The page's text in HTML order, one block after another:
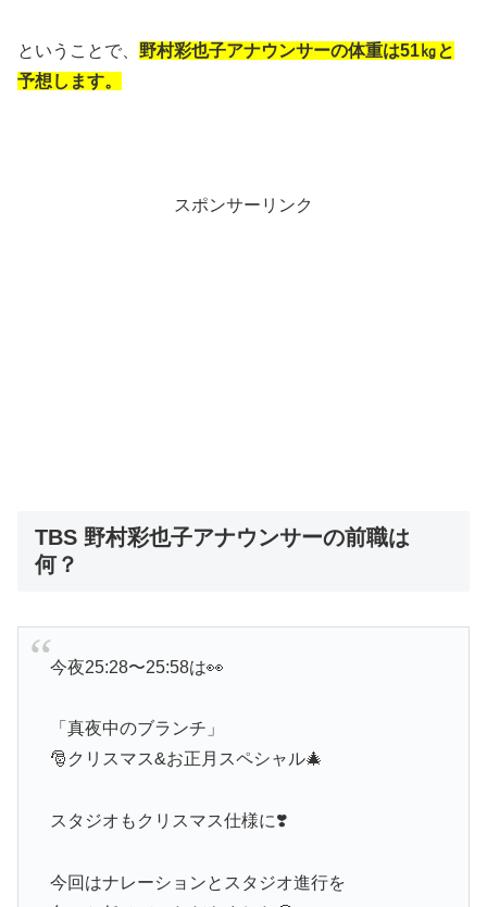
ということで、 野村彩也子アナウンサーの体重は51㎏と
予想します。
スポンサーリンク
TBS 野村彩也子アナウンサーの前職は
何？
今夜25:28〜25:58は👀
「真夜中のブランチ」
🎅クリスマス&お正月スペシャル🎄
スタジオもクリスマス仕様に❣️
今回はナレーションとスタジオ進行を